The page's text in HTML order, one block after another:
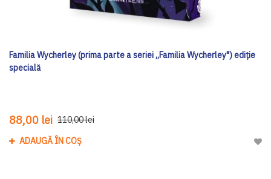
Familia Wycherley (prima parte a seriei „Familia Wycherley") ediţie
specială
88,00 lei 110,00 lei
ADAUGĂ ÎN COȘ